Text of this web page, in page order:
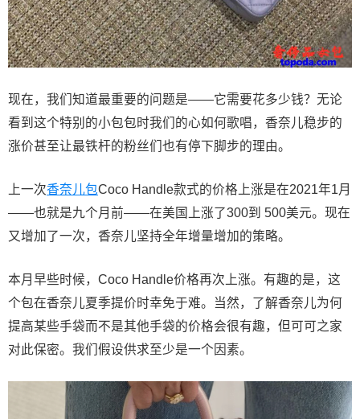
现在，我们知道最重要的问题是——它需要花多少钱？无论
看到这个特别的小包包时我们的心如何歌唱，香奈儿稳步的
涨价甚至让最铁杆的粉丝们也有停下脚步的理由。
上一次香奈儿包Coco Handle款式的价格上涨是在2021年1月
——也就是九个月前——在美国上涨了300到 500美元。现在
又增加了一次，香奈儿坚持全年增量增加的策略。
本月早些时候，Coco Handle价格再次上涨。有趣的是，这
个包在香奈儿夏季提价时幸免于难。当然，了解香奈儿为何
提高某些手袋而不是其他手袋的价格会很有趣，但可可之家
对此保密。我们假设供求至少是一个因素。